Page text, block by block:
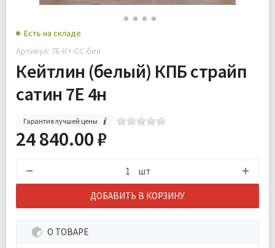
Есть на складе
Артикул: 7Е-Кт-СС-бел
Кейтлин (белый) КПБ страйп
сатин 7Е 4н
Гарантия лучшей цены
24 840.00 ₽
шт
ДОБАВИТЬ В КОРЗИНУ
О ТОВАРЕ